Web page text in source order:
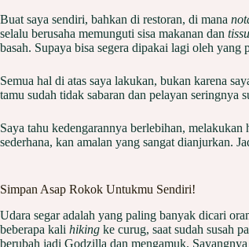
Buat saya sendiri, bahkan di restoran, di mana
selalu berusaha memunguti sisa makanan dan
basah. Supaya bisa segera dipakai lagi oleh yang
Semua hal di atas saya lakukan, bukan karena
tamu sudah tidak sabaran dan pelayan seringnya
Saya tahu kedengarannya berlebihan,
sederhana, kan amalan yang sangat dianjurkan.
Simpan Asap Rokok Untukmu Sendiri!
Udara segar adalah yang paling banyak dicari
beberapa kali hiking ke curug, saat sudah susah
berubah jadi Godzilla dan mengamuk.